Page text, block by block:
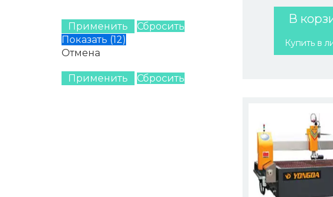
Применить
Сбросить
Показать (12)
Отмена
Применить Сбросить
В
Купить в